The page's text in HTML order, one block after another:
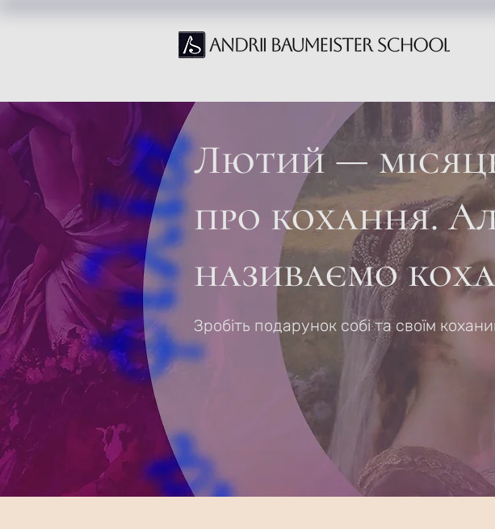
Лютий —
про кохання.
називаємо
Зробіть подарунок собі та своїм